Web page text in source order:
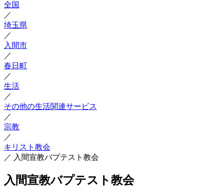
全国
／
埼玉県
／
入間市
／
春日町
／
生活
／
その他の生活関連サービス
／
宗教
／
キリスト教会
／ 入間宣教バプテスト教会
入間宣教バプテスト教会